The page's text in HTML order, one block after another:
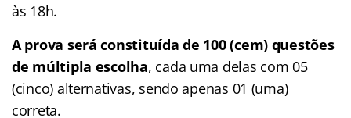
às 18h.
A prova será constituída de 100 (cem) questões
de múltipla escolha, cada uma delas com 05
(cinco) alternativas, sendo apenas 01 (uma)
correta.